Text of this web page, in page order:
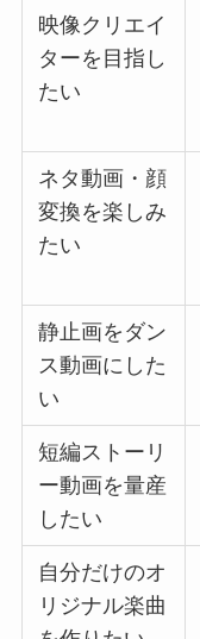
映像クリエイ
ターを目指し
たい
ネタ動画・顔
変換を楽しみ
たい
静止画をダン
ス動画にした
い
短編ストーリ
ー動画を量産
したい
自分だけのオ
リジナル楽曲